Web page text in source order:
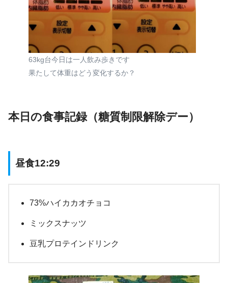
63kg台今日は一人飲み歩きです
果たして体重はどう変化するか？
本日の食事記録（糖質制限解除デー）
昼食12:29
73%ハイカカオチョコ
ミックスナッツ
豆乳プロテインドリンク